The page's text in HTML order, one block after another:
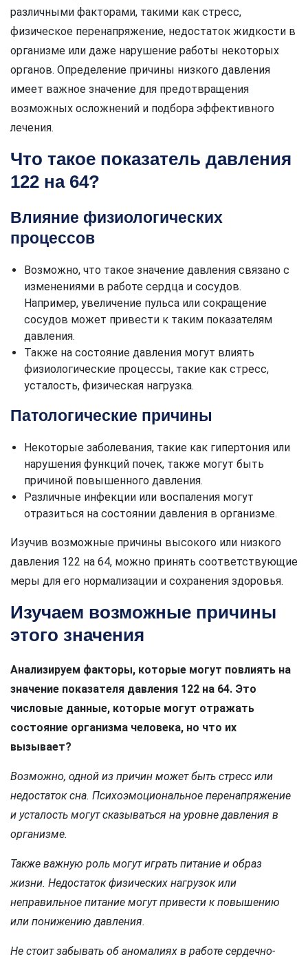
различными факторами, такими как стресс,
физическое перенапряжение, недостаток жидкости в
организме или даже нарушение работы некоторых
органов. Определение причины низкого давления
имеет важное значение для предотвращения
возможных осложнений и подбора эффективного
лечения.
Что такое показатель давления
122 на 64?
Влияние физиологических
процессов
Возможно, что такое значение давления связано с
изменениями в работе сердца и сосудов.
Например, увеличение пульса или сокращение
сосудов может привести к таким показателям
давления.
Также на состояние давления могут влиять
физиологические процессы, такие как стресс,
усталость, физическая нагрузка.
Патологические причины
Некоторые заболевания, такие как гипертония или
нарушения функций почек, также могут быть
причиной повышенного давления.
Различные инфекции или воспаления могут
отразиться на состоянии давления в организме.
Изучив возможные причины высокого или низкого
давления 122 на 64, можно принять соответствующие
меры для его нормализации и сохранения здоровья.
Изучаем возможные причины
этого значения
Анализируем факторы, которые могут повлиять на
значение показателя давления 122 на 64. Это
числовые данные, которые могут отражать
состояние организма человека, но что их
вызывает?
Возможно, одной из причин может быть стресс или
недостаток сна. Психоэмоциональное перенапряжение
и усталость могут сказываться на уровне давления в
организме.
Также важную роль могут играть питание и образ
жизни. Недостаток физических нагрузок или
неправильное питание могут привести к повышению
или понижению давления.
Не стоит забывать об аномалиях в работе сердечно-